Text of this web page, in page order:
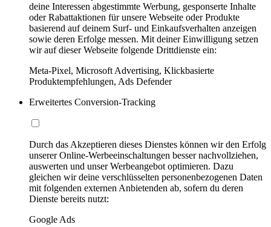
deine Interessen abgestimmte Werbung, gesponserte Inhalte
oder Rabattaktionen für unsere Webseite oder Produkte
basierend auf deinem Surf- und Einkaufsverhalten anzeigen
sowie deren Erfolge messen. Mit deiner Einwilligung setzen
wir auf dieser Webseite folgende Drittdienste ein:
Meta-Pixel, Microsoft Advertising, Klickbasierte
Produktempfehlungen, Ads Defender
Erweitertes Conversion-Tracking
Durch das Akzeptieren dieses Dienstes können wir den Erfolg
unserer Online-Werbeeinschaltungen besser nachvollziehen,
auswerten und unser Werbeangebot optimieren. Dazu
gleichen wir deine verschlüsselten personenbezogenen Daten
mit folgenden externen Anbietenden ab, sofern du deren
Dienste bereits nutzt:
Google Ads